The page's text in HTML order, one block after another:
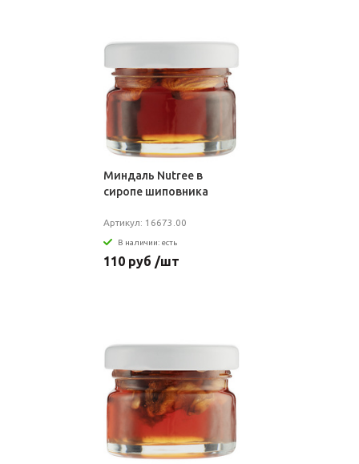
Миндаль Nutree в
сиропе шиповника
Артикул: 16673.00
В наличии: есть
110 руб /шт